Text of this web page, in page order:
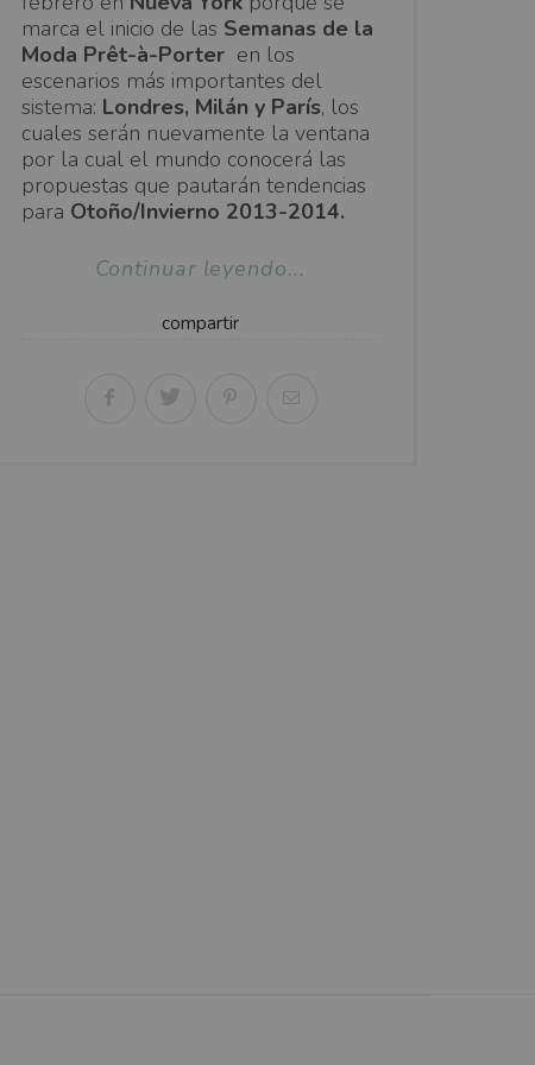
marca el inicio de las Semanas de la
Moda Prêt-à-Porter en los
escenarios más importantes del
sistema: Londres, Milán y París, los
cuales serán nuevamente la ventana
por la cual el mundo conocerá las
propuestas que pautarán tendencias
para Otoño/Invierno 2013-2014.
Continuar leyendo...
compartir